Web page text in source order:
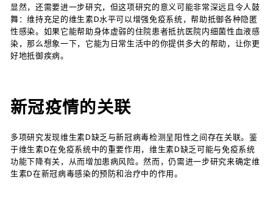
显然，还需要进一步研究，但这项研究的意义可能非常深远且令人鼓
舞：维持充足的维生素D水平可以增强免疫系统，帮助抵御各种隐匿
性感染。如果它能帮助身体虚弱的住院患者抵抗医院内细菌性血液感
染，那么想象一下，它能为日常生活中的你提供多大的帮助，让你更
好地抵御疾病。
新冠疫情的关联
多项研究发现维生素D缺乏与新冠病毒检测呈阳性之间存在关联。鉴
于维生素D在免疫系统中的重要作用，维生素D缺乏可能与免疫系统
功能下降有关，从而增加患病风险。然而，仍需进一步研究来确定维
生素D在新冠病毒感染的预防和治疗中的作用。